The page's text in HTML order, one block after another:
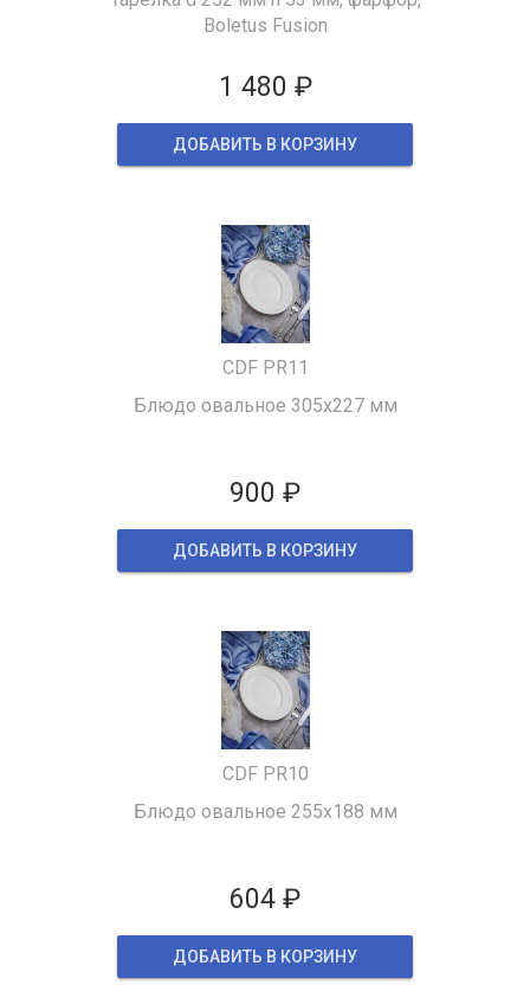
Boletus Fusion
1 480 ₽
ДОБАВИТЬ В КОРЗИНУ
CDF PR11
Блюдо овальное 305x227 мм
900 ₽
ДОБАВИТЬ В КОРЗИНУ
CDF PR10
Блюдо овальное 255x188 мм
604 ₽
ДОБАВИТЬ В КОРЗИНУ